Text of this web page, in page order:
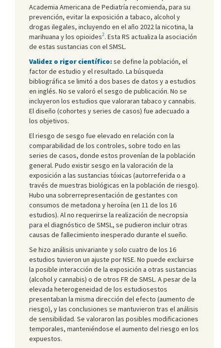
Academia Americana de Pediatría recomienda, para su
prevención, evitar la exposición a tabaco, alcohol y
drogas ilegales, incluyendo en el año 2022 la nicotina, la
marihuana y los opioides2. Esta RS actualiza la asociación
de estas sustancias con el SMSL.
Validez o rigor científico:se define la población, el
factor de estudio y el resultado. La búsqueda
bibliográfica se limitó a dos bases de datos y a estudios
en inglés. No se valoró el sesgo de publicación. No se
incluyeron los estudios que valoraran tabaco y cannabis.
El diseño (cohortes y series de casos) fue adecuado a
los objetivos.
El riesgo de sesgo fue elevado en relación con la
comparabilidad de los controles, sobre todo en las
series de casos, donde estos provenían de la población
general. Pudo existir sesgo en la valoración de la
exposición a las sustancias tóxicas (autorreferida o a
través de muestras biológicas en la población de riesgo).
Hubo una sobrerrepresentación de gestantes con
consumos de metadona y heroína (en 11 de los 16
estudios). Al no requerirse la realización de necropsia
para el diagnóstico de SMSL, se pudieron incluir otras
causas de fallecimiento inesperado durante el sueño.
Se hizo análisis univariante y solo cuatro de los 16
estudios tuvieron un ajuste por NSE. No puede excluirse
la posible interacción de la exposición a otras sustancias
(alcohol y cannabis) o de otros FR de SMSL. A pesar de la
elevada heterogeneidad de los estudiosestos
presentaban la misma dirección del efecto (aumento de
riesgo), y las conclusiones se mantuvieron tras el análisis
de sensibilidad. Se valoraron las posibles modificaciones
temporales, manteniéndose el aumento del riesgo en los
expuestos.